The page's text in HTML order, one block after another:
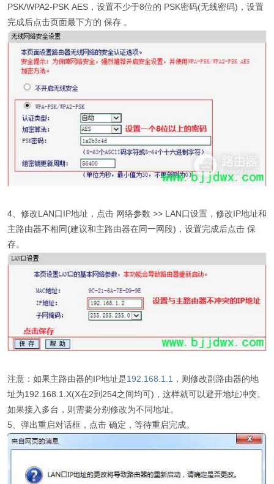
PSK/WPA2-PSK AES，设置不少于8位的 PSK密码(无线密码)，设置
完成后点击页面最下方的 保存 。
4、修改LAN口IP地址，点击 网络参数 >> LAN口设置，修改IP地址和
主路由器不相同(建议和主路由器在同一网段)，设置完成后点击 保
存。
注意：如果主路由器的IP地址是192.168.1.1 ，则修改副路由器的地
址为192.168.1.X(X在2到254之间均可)，这样就可以避开地址冲突。
如果接入多台，则需要分别修改为不同地址。
5、弹出重启对话框，点击 确定，等待重启完成。